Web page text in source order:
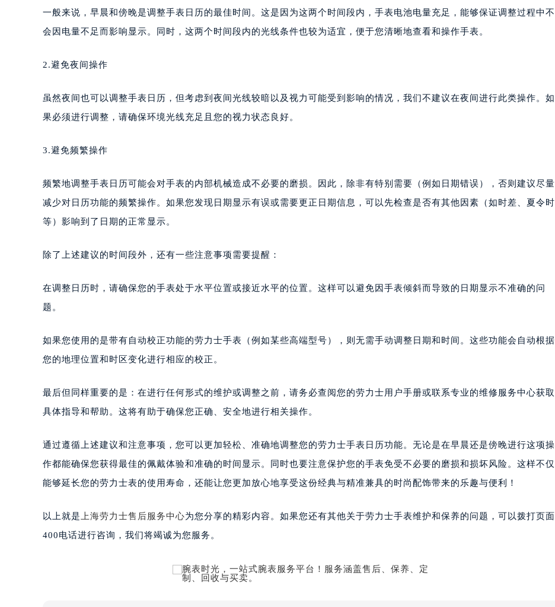
一般来说，早晨和傍晚是调整手表日历的最佳时间。这是因为这两个时间段内，手表电池电量充足，能够保证调整过程中不
会因电量不足而影响显示。同时，这两个时间段内的光线条件也较为适宜，便于您清晰地查看和操作手表。
2.避免夜间操作
虽然夜间也可以调整手表日历，但考虑到夜间光线较暗以及视力可能受到影响的情况，我们不建议在夜间进行此类操作。如
果必须进行调整，请确保环境光线充足且您的视力状态良好。
3.避免频繁操作
频繁地调整手表日历可能会对手表的内部机械造成不必要的磨损。因此，除非有特别需要（例如日期错误），否则建议尽量
减少对日历功能的频繁操作。如果您发现日期显示有误或需要更正日期信息，可以先检查是否有其他因素（如时差、夏令时
等）影响到了日期的正常显示。
除了上述建议的时间段外，还有一些注意事项需要提醒：
在调整日历时，请确保您的手表处于水平位置或接近水平的位置。这样可以避免因手表倾斜而导致的日期显示不准确的问
题。
如果您使用的是带有自动校正功能的劳力士手表（例如某些高端型号），则无需手动调整日期和时间。这些功能会自动根据
您的地理位置和时区变化进行相应的校正。
最后但同样重要的是：在进行任何形式的维护或调整之前，请务必查阅您的劳力士用户手册或联系专业的维修服务中心获取
具体指导和帮助。这将有助于确保您正确、安全地进行相关操作。
通过遵循上述建议和注意事项，您可以更加轻松、准确地调整您的劳力士手表日历功能。无论是在早晨还是傍晚进行这项操
作都能确保您获得最佳的佩戴体验和准确的时间显示。同时也要注意保护您的手表免受不必要的磨损和损坏风险。这样不仅
能够延长您的劳力士表的使用寿命，还能让您更加放心地享受这份经典与精准兼具的时尚配饰带来的乐趣与便利！
以上就是上海劳力士售后服务中心为您分享的精彩内容。如果您还有其他关于劳力士手表维护和保养的问题，可以拨打页面
400电话进行咨询，我们将竭诚为您服务。